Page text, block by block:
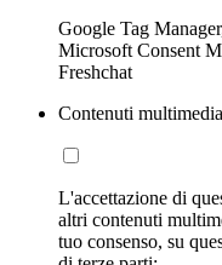
Google Tag
Microsoft Consent
Freshchat
Contenuti
L'accettazione di
altri contenuti
tuo consenso, su